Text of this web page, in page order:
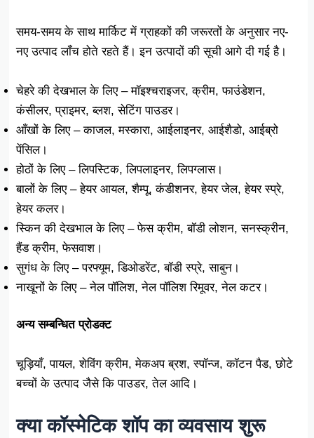
समय-समय के साथ मार्किट में ग्राहकों की जरूरतों के अनुसार नए-
नए उत्पाद लॉंच होते रहते हैं। इन उत्पादों की सूची आगे दी गई है।
चेहरे की देखभाल के लिए – मॉइश्चराइजर, क्रीम, फाउंडेशन,
कंसीलर, प्राइमर, ब्लश, सेटिंग पाउडर।
आँखों के लिए – काजल, मस्कारा, आईलाइनर, आईशैडो, आईब्रो
पेंसिल।
होठों के लिए – लिपस्टिक, लिपलाइनर, लिपग्लास।
बालों के लिए – हेयर आयल, शैम्पू, कंडीशनर, हेयर जेल, हेयर स्प्रे,
हेयर कलर।
स्किन की देखभाल के लिए – फेस क्रीम, बॉडी लोशन, सनस्क्रीन,
हैंड क्रीम, फेसवाश।
सुगंध के लिए – परफ्यूम, डिओडरेंट, बॉडी स्प्रे, साबुन।
नाखूनों के लिए – नेल पॉलिश, नेल पॉलिश रिमूवर, नेल कटर।
अन्य सम्बन्धित प्रोडक्ट
चूड़ियाँ, पायल, शेविंग क्रीम, मेकअप ब्रश, स्पॉन्ज, कॉटन पैड, छोटे
बच्चों के उत्पाद जैसे कि पाउडर, तेल आदि।
क्या कॉस्मेटिक शॉप का व्यवसाय शुरू